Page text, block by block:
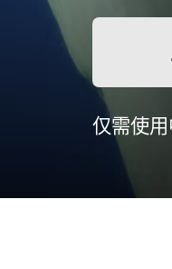
仅需使